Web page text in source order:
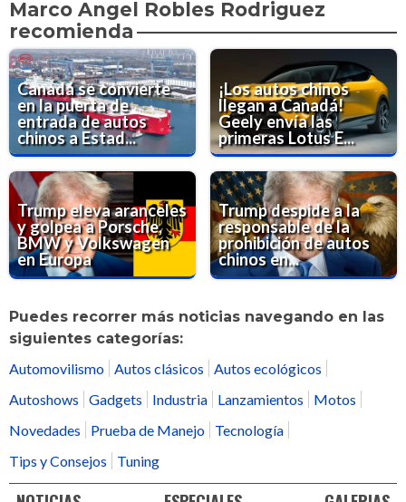
Marco Angel Robles Rodriguez
recomienda
Canadá se convierte
en la puerta de
entrada de autos
chinos a Estad...
¡Los autos chinos
llegan a Canadá!
Geely envía las
primeras Lotus E...
Trump eleva aranceles
y golpea a Porsche,
BMW y Volkswagen
en Europa
Trump despide a la
responsable de la
prohibición de autos
chinos en...
Puedes recorrer más noticias navegando en las
siguientes categorías:
Automovilismo
Autos clásicos
Autos ecológicos
Autoshows
Gadgets Industria Lanzamientos
Motos
Novedades
Prueba de Manejo
Tecnología
Tips y Consejos
Tuning